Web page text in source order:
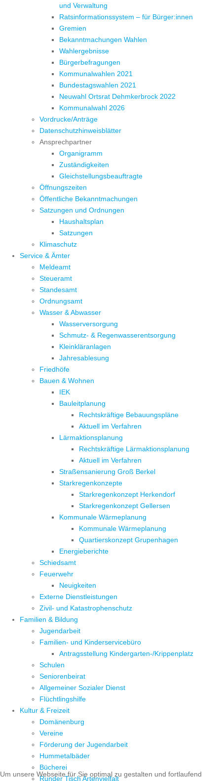
und Verwaltung
Ratsinformationssystem – für Bürger:innen
Gremien
Bekanntmachungen Wahlen
Wahlergebnisse
Bürgerbefragungen
Kommunalwahlen 2021
Bundestagswahlen 2021
Neuwahl Ortsrat Dehmkerbrock 2022
Kommunalwahl 2026
Vordrucke/Anträge
Datenschutzhinweisblätter
Ansprechpartner
Organigramm
Zuständigkeiten
Gleichstellungsbeauftragte
Öffnungszeiten
Öffentliche Bekanntmachungen
Satzungen und Ordnungen
Haushaltsplan
Satzungen
Klimaschutz
Service & Ämter
Meldeamt
Steueramt
Standesamt
Ordnungsamt
Wasser & Abwasser
Wasserversorgung
Schmutz- & Regenwasserentsorgung
Kleinkläranlagen
Jahresablesung
Friedhöfe
Bauen & Wohnen
IEK
Bauleitplanung
Rechtskräftige Bebauungspläne
Aktuell im Verfahren
Lärmaktionsplanung
Rechtskräftige Lärmaktionsplanung
Aktuell im Verfahren
Straßensanierung Groß Berkel
Starkregenkonzepte
Starkregenkonzept Herkendorf
Starkregenkonzept Gellersen
Kommunale Wärmeplanung
Kommunale Wärmeplanung
Quartierskonzept Grupenhagen
Energieberichte
Schiedsamt
Feuerwehr
Neuigkeiten
Externe Dienstleistungen
Zivil- und Katastrophenschutz
Familien & Bildung
Jugendarbeit
Familien- und Kinderservicebüro
Antragsstellung Kindergarten-/Krippenplatz
Schulen
Seniorenbeirat
Allgemeiner Sozialer Dienst
Flüchtlingshilfe
Kultur & Freizeit
Domänenburg
Vereine
Förderung der Jugendarbeit
Hummetalbäder
Bücherei
Runder Tisch Artenvielfalt
Um unsere Webseite für Sie optimal zu gestalten und fortlaufend